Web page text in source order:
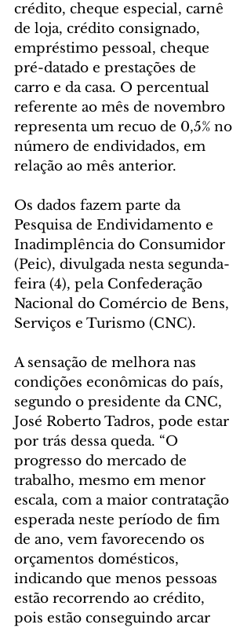
crédito, cheque especial, carnê
de loja, crédito consignado,
empréstimo pessoal, cheque
pré-datado e prestações de
carro e da casa. O percentual
referente ao mês de novembro
representa um recuo de 0,5% no
número de endividados, em
relação ao mês anterior.
Os dados fazem parte da
Pesquisa de Endividamento e
Inadimplência do Consumidor
(Peic), divulgada nesta segunda-
feira (4), pela Confederação
Nacional do Comércio de Bens,
Serviços e Turismo (CNC).
A sensação de melhora nas
condições econômicas do país,
segundo o presidente da CNC,
José Roberto Tadros, pode estar
por trás dessa queda. “O
progresso do mercado de
trabalho, mesmo em menor
escala, com a maior contratação
esperada neste período de fim
de ano, vem favorecendo os
orçamentos domésticos,
indicando que menos pessoas
estão recorrendo ao crédito,
pois estão conseguindo arcar